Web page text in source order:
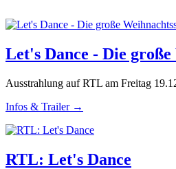
Let's Dance - Die große
Ausstrahlung auf RTL am Freitag
Infos & Trailer →
RTL: Let's Dance